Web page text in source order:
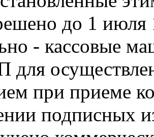
до 1 июля
- кассовые
при приеме
подписных